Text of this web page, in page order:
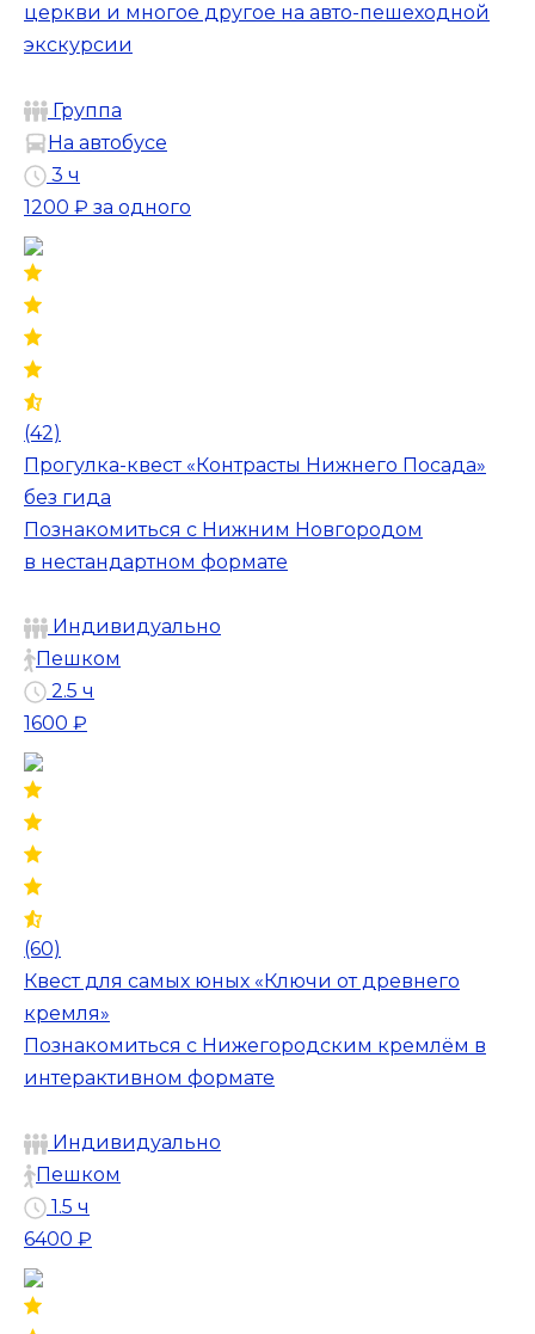
церкви и многое другое на авто-пешеходной
экскурсии
Группа
На автобусе
3 ч
1200 ₽ за одного
(42)
Прогулка-квест «Контрасты Нижнего Посада»
без гида
Познакомиться с Нижним Новгородом
в нестандартном формате
Индивидуально
Пешком
2.5 ч
1600 ₽
(60)
Квест для самых юных «Ключи от древнего
кремля»
Познакомиться с Нижегородским кремлём в
интерактивном формате
Индивидуально
Пешком
1.5 ч
6400 ₽